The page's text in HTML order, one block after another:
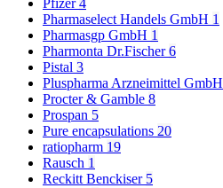
Pfizer4
Pharmaselect Handels GmbH 1
Pharmasgp GmbH 1
Pharmonta Dr.Fischer6
Pistal 3
Pluspharma Arzneimittel GmbH
Procter & Gamble 8
Prospan 5
Pure encapsulations 20
ratiopharm 19
Rausch 1
Reckitt Benckiser 5